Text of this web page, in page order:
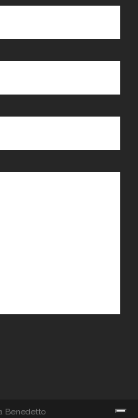
Benedetto